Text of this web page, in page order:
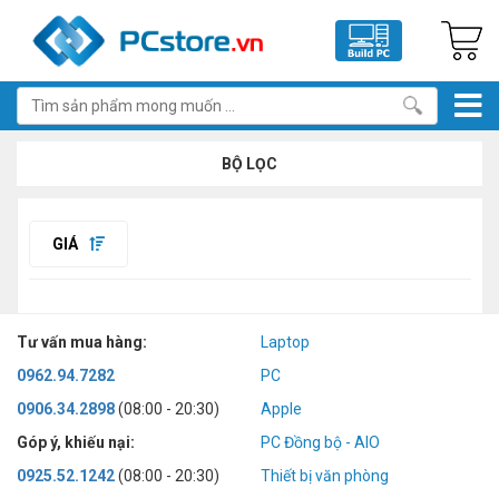
BỘ LỌC
GIÁ
Tư vấn mua hàng:
0962.94.7282
0906.34.2898(08:00 - 20:30)
Góp ý, khiếu nại:
0925.52.1242(08:00 - 20:30)
Laptop
PC
Apple
PC Đồng bộ - AIO
Thiết bị văn phòng